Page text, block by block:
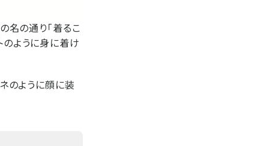
名の通り「着るこ
のように身に着け
のように顔に装